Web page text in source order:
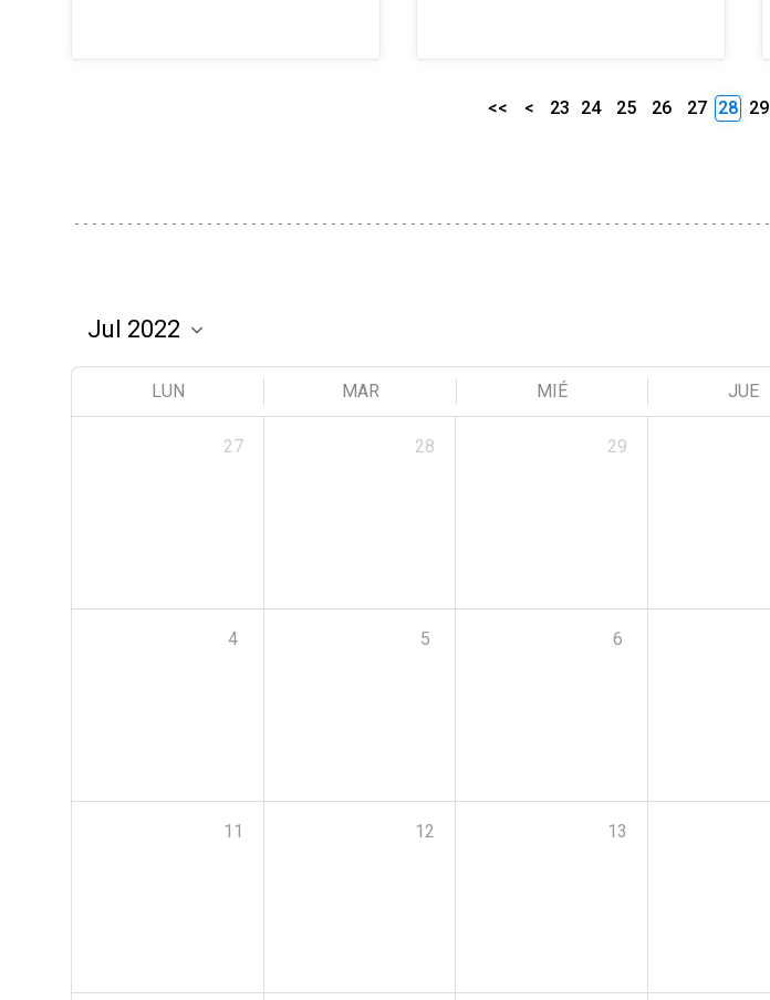
<< < 23 24 25 26 27 28 29
LUN MAR MIÉ JUE
27 28 29
4 5 6
11 12 13